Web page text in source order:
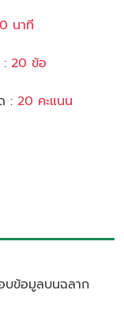
นาที
20 ข้อ
: 20 คะแนน
บข้อมูลบนฉลาก